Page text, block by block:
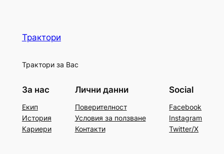
Трактори
Трактори за Вас
За нас
Екип
История
Кариери
Лични данни
Поверителност
Условия за ползване
Контакти
Social
Facebook
Instagram
Twitter/X